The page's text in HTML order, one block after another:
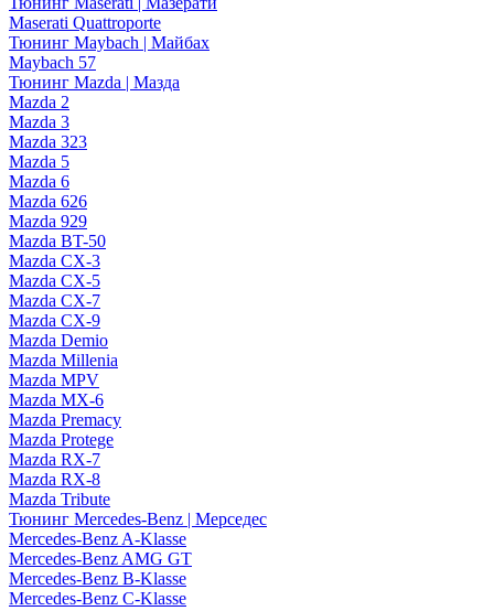
Maserati Quattroporte
Тюнинг Maybach | Майбах
Maybach 57
Тюнинг Mazda | Мазда
Mazda 2
Mazda 3
Mazda 323
Mazda 5
Mazda 6
Mazda 626
Mazda 929
Mazda BT-50
Mazda CX-3
Mazda CX-5
Mazda CX-7
Mazda CX-9
Mazda Demio
Mazda Millenia
Mazda MPV
Mazda MX-6
Mazda Premacy
Mazda Protege
Mazda RX-7
Mazda RX-8
Mazda Tribute
Тюнинг Mercedes-Benz | Мерседес
Mercedes-Benz A-Klasse
Mercedes-Benz AMG GT
Mercedes-Benz B-Klasse
Mercedes-Benz C-Klasse